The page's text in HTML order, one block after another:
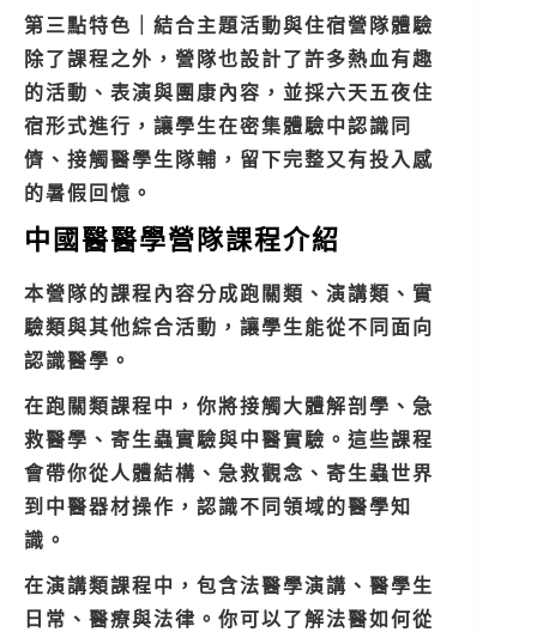
第三點特色｜結合主題活動與住宿營隊體驗
除了課程之外，營隊也設計了許多熱血有趣
的活動、表演與團康內容，並採六天五夜住
宿形式進行，讓學生在密集體驗中認識同
儕、接觸醫學生隊輔，留下完整又有投入感
的暑假回憶。
中國醫醫學營隊課程介紹
本營隊的課程內容分成跑關類、演講類、實
驗類與其他綜合活動，讓學生能從不同面向
認識醫學。
在跑關類課程中，你將接觸大體解剖學、急
救醫學、寄生蟲實驗與中醫實驗。這些課程
會帶你從人體結構、急救觀念、寄生蟲世界
到中醫器材操作，認識不同領域的醫學知
識。
在演講類課程中，包含法醫學演講、醫學生
日常、醫療與法律。你可以了解法醫如何從